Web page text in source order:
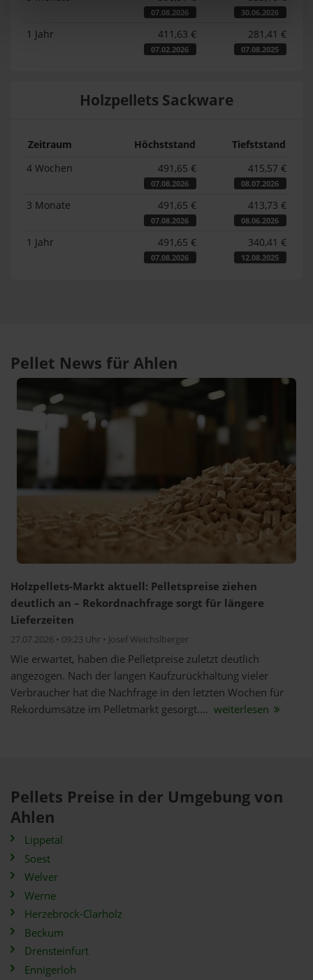
07.08.2026 30.06.2026
1 Jahr 411,63 €
07.02.2026
281,41 €
07.08.2025
Holzpellets Sackware
Zeitraum Höchststand
Tiefststand
4 Wochen
491,65 €
07.08.2026
415,57 €
08.07.2026
3 Monate 491,65 €
07.08.2026
413,73 €
08.06.2026
1 Jahr 491,65 €
07.08.2026
340,41 €
12.08.2025
Pellet News für Ahlen
Holzpellets-Markt aktuell: Pelletspreise ziehen
deutlich an – Rekordnachfrage sorgt für längere
Lieferzeiten
27.07.2026 • 09:23 Uhr • Josef Weichslberger
Wie erwartet, haben die Pelletpreise zuletzt deutlich
angezogen. Nach der langen Kaufzurückhaltung vieler
Verbraucher hat die Nachfrage in den letzten Wochen für
Rekordumsätze im Pelletmarkt gesorgt.... weiterlesen
Pellets Preise in der Umgebung von
Ahlen
Lippetal
Soest
Welver
Werne
Herzebrock-Clarholz
Beckum
Drensteinfurt
Ennigerloh